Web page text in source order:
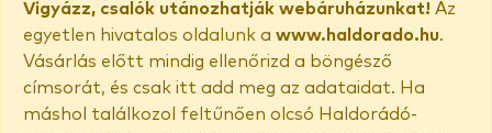
Vigyázz, csalók utánozhatják webáruházunkat! Az
egyetlen hivatalos oldalunk a www.haldorado.hu.
Vásárlás előtt mindig ellenőrizd a böngésző
címsorát, és csak itt add meg az adataidat. Ha
máshol találkozol feltűnően olcsó Haldorádó-